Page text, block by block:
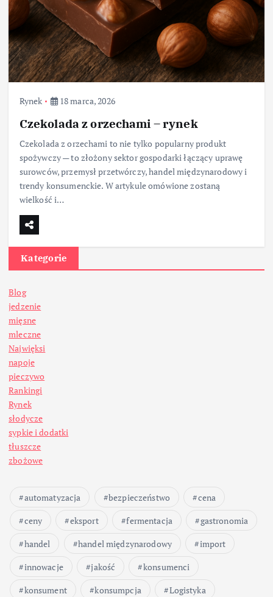
Rynek 18 marca, 2026
Czekolada z orzechami – rynek
Czekolada z orzechami to nie tylko popularny produkt
spożywczy — to złożony sektor gospodarki łączący uprawę
surowców, przemysł przetwórczy, handel międzynarodowy i
trendy konsumenckie. W artykule omówione zostaną
wielkość i…
Kategorie
Blog
jedzenie
mięsne
mleczne
Najwięksi
napoje
pieczywo
Rankingi
Rynek
słodycze
sypkie i dodatki
tłuszcze
zbożowe
automatyzacja bezpieczeństwo
cena
ceny
eksport fermentacja
gastronomia
handel
handel międzynarodowy
import
innowacje
jakość
konsumenci
konsument
konsumpcja
Logistyka